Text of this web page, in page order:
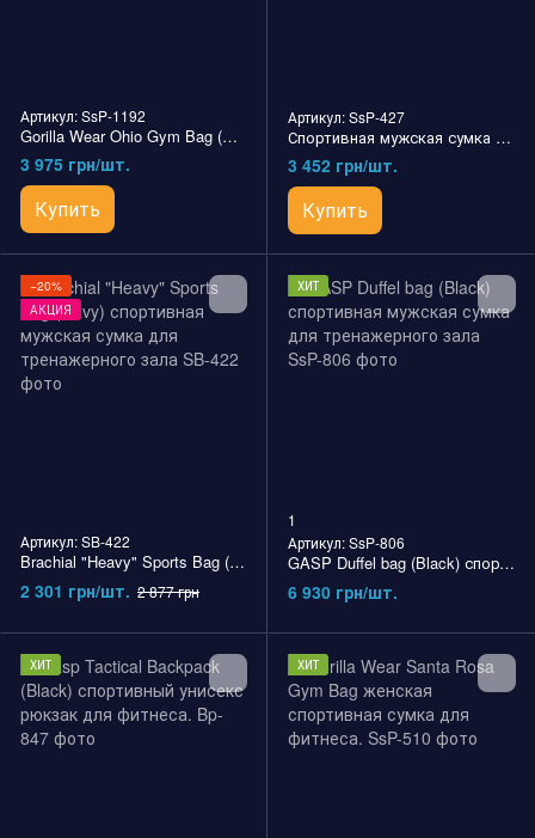
Артикул: SsP-1192
Gorilla Wear Ohio Gym Bag (Black/Red) спортивная мужская сумка для тренажерного зала
3 975 грн/шт.
Купить
Артикул: SsP-427
Спортивная мужская сумка Jerome Gym Bag (Black/Red) Gorilla Wear
3 452 грн/шт.
Купить
−20%
АКЦИЯ
Артикул: SB-422
Brachial "Heavy" Sports Bag (Navy) спортивная мужская сумка для тренажерного зала
2 301 грн/шт. 2 877 грн
ХИТ
1
Артикул: SsP-806
GASP Duffel bag (Black) спортивная мужская сумка для тренажерного зала
6 930 грн/шт.
ХИТ ХИТ